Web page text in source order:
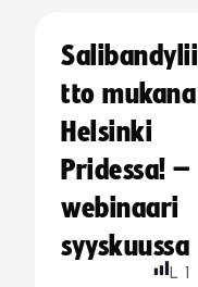
Salibandylii
tto mukana
Helsinki
Pridessa! –
webinaari
syyskuussa
L 1